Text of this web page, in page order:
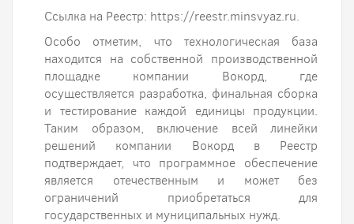
Ссылка на Реестр: https://reestr.minsvyaz.ru.
Особо отметим, что технологическая база
находится на собственной производственной
площадке компании Вокорд, где
осуществляется разработка, финальная сборка
и тестирование каждой единицы продукции.
Таким образом, включение всей линейки
решений компании Вокорд в Реестр
подтверждает, что программное обеспечение
является отечественным и может без
ограничений приобретаться для
государственных и муниципальных нужд.